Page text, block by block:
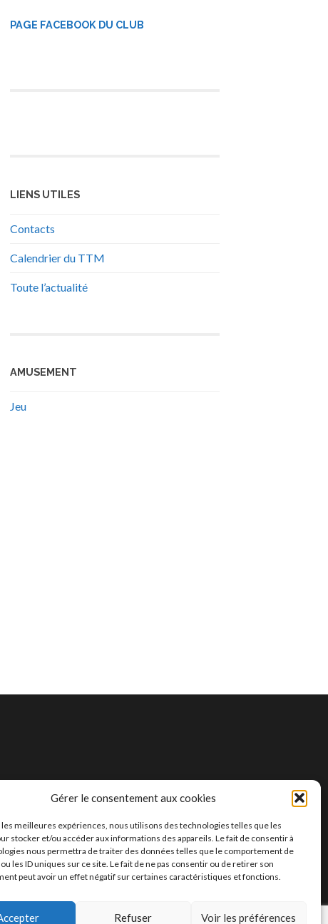
Gérer le consentement aux cookies
meilleures expériences, nous utilisons des technologies telles que les
stocker et/ou accéder aux informations des appareils. Le fait de consentir à
nous permettra de traiter des données telles que le comportement de
les ID uniques sur ce site. Le fait de ne pas consentir ou de retirer son
peut avoir un effet négatif sur certaines caractéristiques et fonctions.
Refuser Voir les préférences
PAGE FACEBOOK DU CLUB
LIENS UTILES
Contacts
Calendrier du TTM
Toute l’actualité
AMUSEMENT
Jeu
BYSLAIM HANI BENMOUSSA AMINE UP ↑